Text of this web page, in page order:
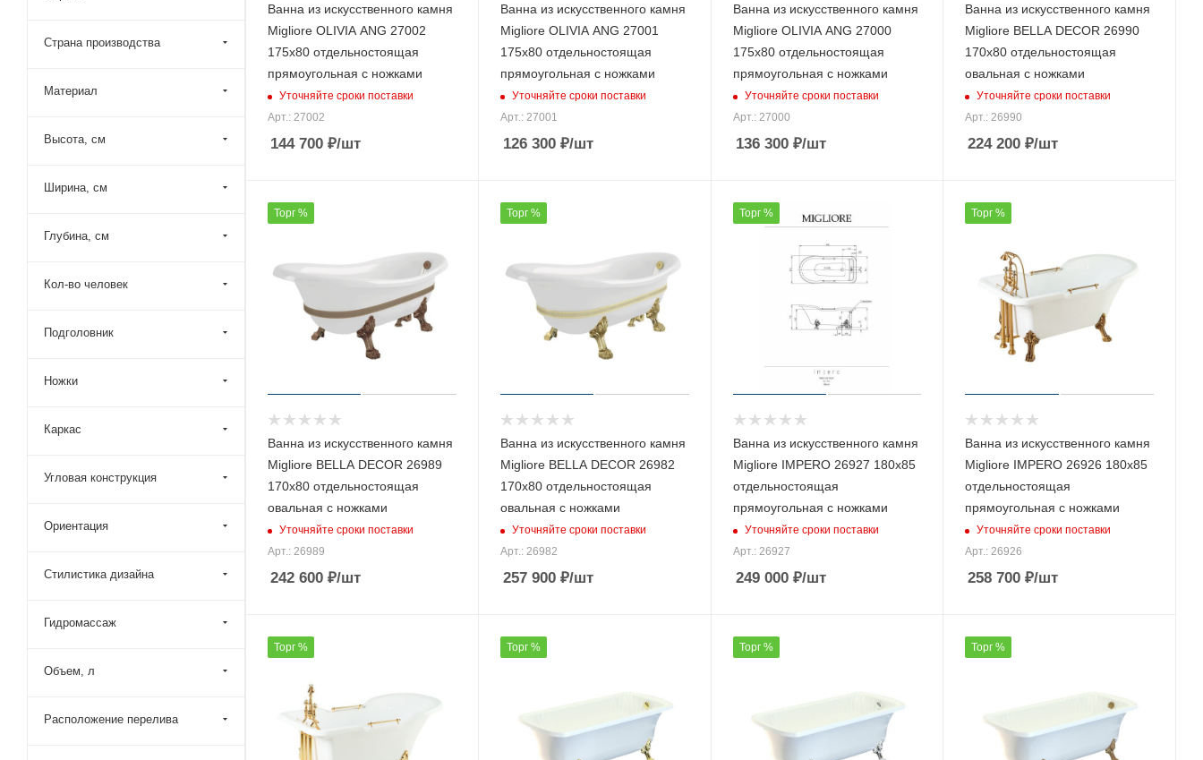
Ванна из искусственного камня
Migliore OLIVIA ANG 27002
175х80 отдельностоящая
прямоугольная с ножками
Уточняйте сроки поставки
Арт.: 27002
144 700 ₽/шт
Ванна из искусственного камня
Migliore OLIVIA ANG 27001
175х80 отдельностоящая
прямоугольная с ножками
Уточняйте сроки поставки
Арт.: 27001
126 300₽/шт
Ванна из искусственного камня
Migliore OLIVIA ANG 27000
175х80 отдельностоящая
прямоугольная с ножками
Уточняйте сроки поставки
Арт.: 27000
136 300₽/шт
Ванна из искусственного камня
Migliore BELLA DECOR 26990
170х80 отдельностоящая
овальная с ножками
Уточняйте сроки поставки
Арт.: 26990
224 200 ₽/шт
Торг %
Ванна из искусственного камня
Migliore BELLA DECOR 26989
170х80 отдельностоящая
овальная с ножками
Уточняйте сроки поставки
Арт.: 26989
242 600 ₽/шт
Торг %
Ванна из искусственного камня
Migliore BELLA DECOR 26982
170х80 отдельностоящая
овальная с ножками
Уточняйте сроки поставки
Арт.: 26982
257 900₽/шт
Торг %
Ванна из искусственного камня
Migliore IMPERO 26927 180х85
отдельностоящая
прямоугольная с ножками
Уточняйте сроки поставки
Арт.: 26927
249 000₽/шт
Торг %
Ванна из искусственного камня
Migliore IMPERO 26926 180х85
отдельностоящая
прямоугольная с ножками
Уточняйте сроки поставки
Арт.: 26926
258 700 ₽/шт
Торг % Торг % Торг % Торг %
Toto (1)
Vincea (
Страна производства
Материал
Высота, см
Ширина, см
Глубина, см
Кол-во человек
Подголовник
Ножки
Каркас
Угловая конструкция
Ориентация
Стилистика дизайна
Гидромассаж
Объем, л
Расположение перелива